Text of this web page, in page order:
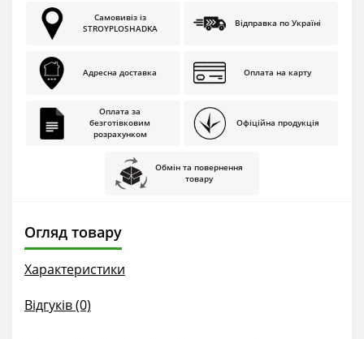
Самовивіз із
STROYPLOSHADKA
Відправка по Україні
Адресна доставка Оплата на карту
Оплата за
безготівковим
розрахунком
Офіційна продукція
Обмін та повернення
товару
Огляд товару
Характеристики
Відгуків (0)